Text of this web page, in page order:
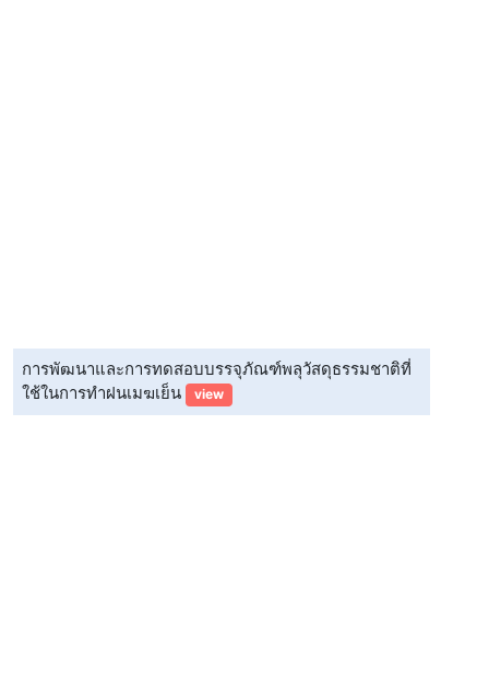
การพัฒนาและการทดสอบบรรจุภัณฑ์พลุวัสดุธรรมชาติที่
ใช้ในการทำฝนเมฆเย็น
view